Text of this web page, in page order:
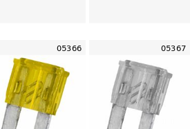
05366 05367